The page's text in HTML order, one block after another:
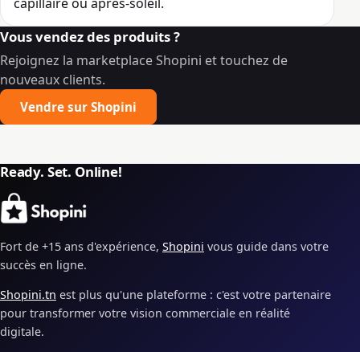
Vous vendez des produits ?
Rejoignez la marketplace Shopini et touchez de
nouveaux clients.
Vendre sur Shopini
Ready. Set. Online!
Fort de +15 ans d'expérience, Shopini vous guide dans votre
succès en ligne.
Shopini.tn est plus qu'une plateforme : c'est votre partenaire
pour transformer votre vision commerciale en réalité
digitale.